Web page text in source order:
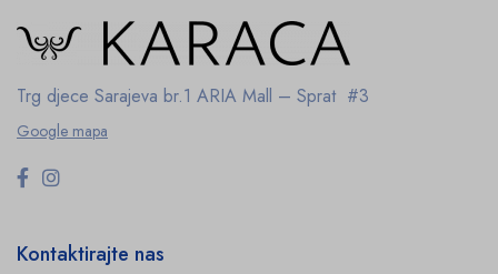
Trg djece Sarajeva br.1 ARIA Mall – Sprat #3
Google mapa
Kontaktirajte nas